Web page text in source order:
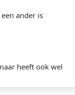
ander is
heeft ook wel